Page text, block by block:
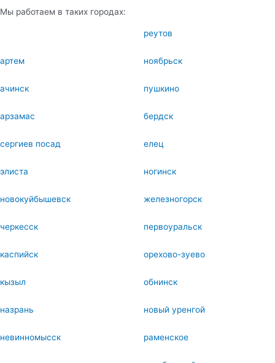
Мы работаем в таких городах:
реутов
артем ноябрьск
ачинск пушкино
арзамас бердск
сергиев посад елец
элиста ногинск
новокуйбышевск железногорск
черкесск первоуральск
каспийск орехово-зуево
кызыл обнинск
назрань новый уренгой
невинномысск раменское